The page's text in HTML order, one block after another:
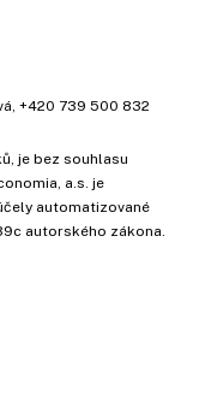
+420 739 500 832
je bez souhlasu
a.s. je
automatizované
autorského zákona.